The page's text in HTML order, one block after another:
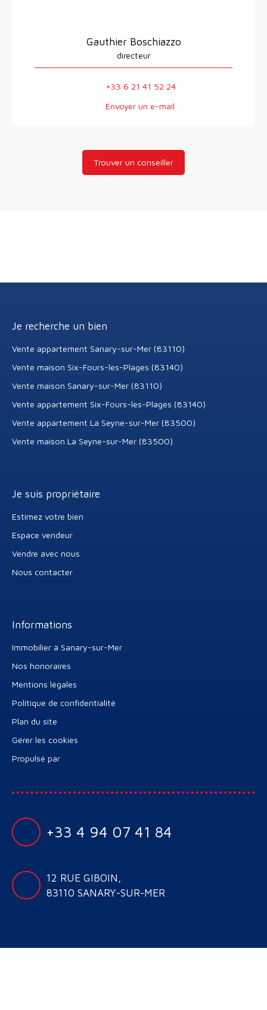
Gauthier Boschiazzo
directeur
+33 6 21 41 52 24
Envoyer un e-mail
Trouver un conseiller
Je recherche un bien
Vente appartement Sanary-sur-Mer (83110)
Vente maison Six-Fours-les-Plages (83140)
Vente maison Sanary-sur-Mer (83110)
Vente appartement Six-Fours-les-Plages (83140)
Vente appartement La Seyne-sur-Mer (83500)
Vente maison La Seyne-sur-Mer (83500)
Je suis propriétaire
Estimez votre bien
Espace vendeur
Vendre avec nous
Nous contacter
Informations
Immobilier à Sanary-sur-Mer
Nos honoraires
Mentions légales
Politique de confidentialité
Plan du site
Gérer les cookies
Propulsé par
+33 4 94 07 41 84
12 RUE GIBOIN,
83110 SANARY-SUR-MER